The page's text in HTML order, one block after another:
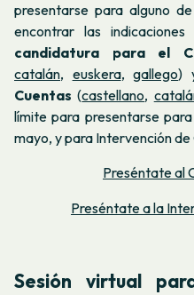
presentarse para alguno
encontrar las
candidatura para el
catalán, euskera,gallego)
Cuentas (castellano,
límite para presentarse
mayo, y para Intervención de
Preséntate al
Preséntate a la
Sesión virtual